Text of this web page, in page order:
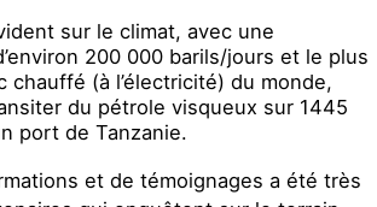
sur le climat, avec une
200 000 barils/jours et le plus
chauffé (à l’électricité) du monde,
du pétrole visqueux sur 1445
port de Tanzanie.
et de témoignages a été très